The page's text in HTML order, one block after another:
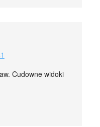
Cudowne widoki